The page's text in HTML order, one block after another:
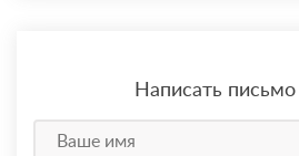
Написать письмо